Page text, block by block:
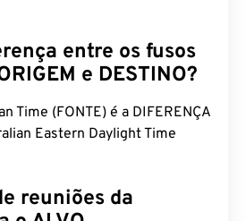
entre os fusos
e DESTINO?
Time (FONTE) é a DIFERENÇA
Eastern Daylight Time
reuniões da